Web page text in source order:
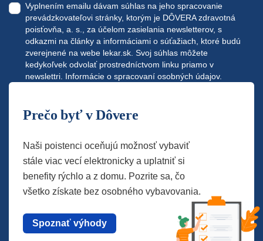
Vyplnením emailu dávam súhlas na jeho spracovanie
prevádzkovateľovi stránky, ktorým je DÔVERA zdravotná
poisťovňa, a. s., za účelom zasielania newsletterov, s
odkazmi na články a informáciami o súťažiach, ktoré budú
zverejnené na webe lekar.sk. Svoj súhlas môžete
kedykoľvek odvolať prostredníctvom linku priamo v
newslettri. Informácie o spracovaní osobných údajov.
Prečo byť v Dôvere
Naši poistenci oceňujú možnosť vybaviť
stále viac vecí elektronicky a uplatniť si
benefity rýchlo a z domu. Pozrite sa, čo
všetko získate bez osobného vybavovania.
Spoznať výhody